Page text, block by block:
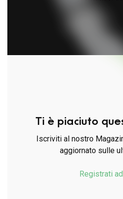
Ti è piaciuto
Iscriviti al nostro
aggiornato sulle
Registrati